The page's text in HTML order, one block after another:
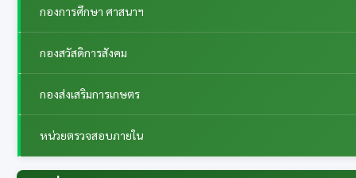
กองการศึกษา ศาสนาฯ
กองสวัสดิการสังคม
กองส่งเสริมการเกษตร
หน่วยตรวจสอบภายใน